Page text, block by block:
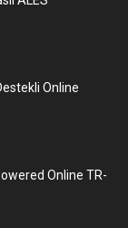
Online
Online TR-